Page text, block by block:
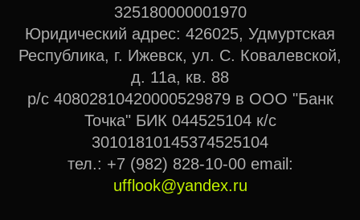
325180000001970
Юридический адрес: 426025, Удмуртская
Республика, г. Ижевск, ул. С. Ковалевской,
д. 11а, кв. 88
р/с 40802810420000529879 в ООО "Банк
Точка" БИК 044525104 к/с
30101810145374525104
тел.: +7 (982) 828-10-00 email:
ufflook@yandex.ru